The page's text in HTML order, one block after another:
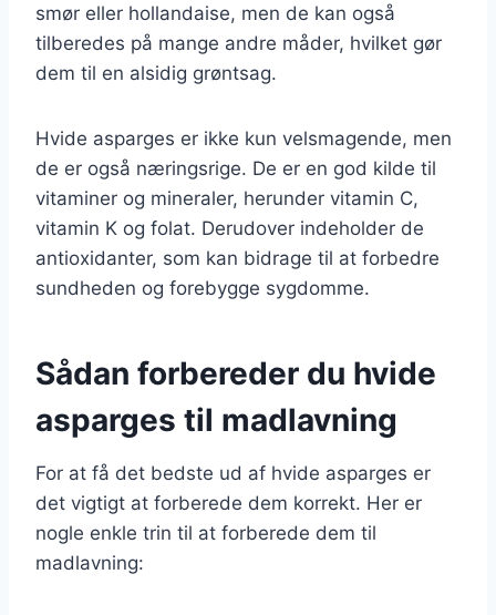
smør eller hollandaise, men de kan også
tilberedes på mange andre måder, hvilket gør
dem til en alsidig grøntsag.
Hvide asparges er ikke kun velsmagende, men
de er også næringsrige. De er en god kilde til
vitaminer og mineraler, herunder vitamin C,
vitamin K og folat. Derudover indeholder de
antioxidanter, som kan bidrage til at forbedre
sundheden og forebygge sygdomme.
Sådan forbereder du hvide
asparges til madlavning
For at få det bedste ud af hvide asparges er
det vigtigt at forberede dem korrekt. Her er
nogle enkle trin til at forberede dem til
madlavning: